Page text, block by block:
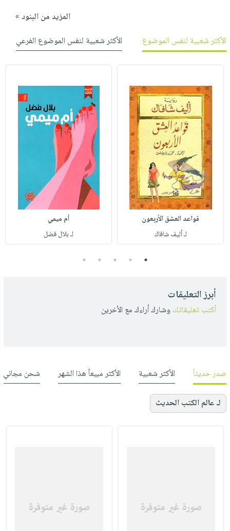
المزيد من البنود »
الأكثر شعبية لنفس الموضوع
الأكثر شعبية لنفس الموضوع الفرعي
قواعد العشق الأربعون
لـ أليف شافاك
أم ميمي
لـ بلال فضل
1
2
3
4
5
أبرز التعليقات
أكتب تعليقاتك وشارك أراءك مع الأخرين
صدر حديثاً الأكثر شعبية الأكثر مبيعاً هذا الشهر شحن مجاني
لـ عالم الكتب الحديث